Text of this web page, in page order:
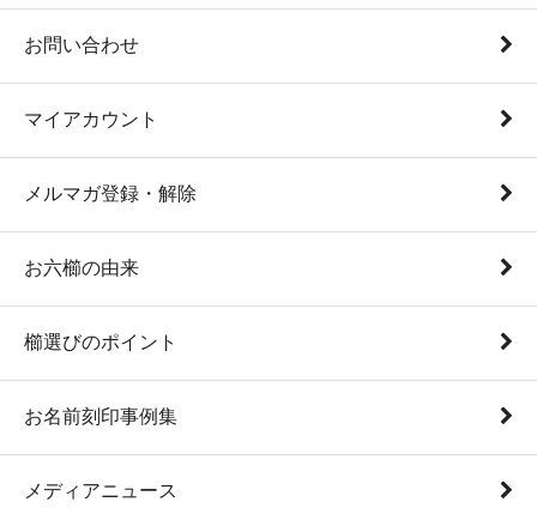
お問い合わせ
マイアカウント
メルマガ登録・解除
お六櫛の由来
櫛選びのポイント
お名前刻印事例集
メディアニュース